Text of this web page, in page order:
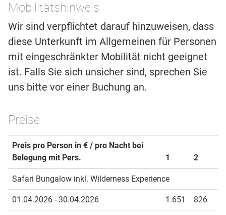
Mobilitätshinweis
Wir sind verpflichtet darauf hinzuweisen, dass
diese Unterkunft im Allgemeinen für Personen
mit eingeschränkter Mobilität nicht geeignet
ist. Falls Sie sich unsicher sind, sprechen Sie
uns bitte vor einer Buchung an.
Preise
Preis pro Person in € / pro Nacht bei
Belegung mit Pers.
1 2
Safari Bungalow inkl. Wilderness Experience
01.04.2026 - 30.04.2026 1.651 826